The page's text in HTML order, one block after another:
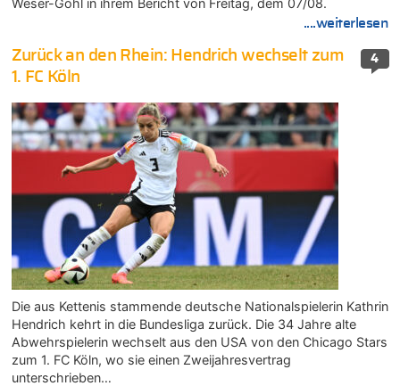
Weser-Göhl in ihrem Bericht von Freitag, dem 07/08.
....weiterlesen
4
Zurück an den Rhein: Hendrich wechselt zum
1. FC Köln
Die aus Kettenis stammende deutsche Nationalspielerin Kathrin
Hendrich kehrt in die Bundesliga zurück. Die 34 Jahre alte
Abwehrspielerin wechselt aus den USA von den Chicago Stars
zum 1. FC Köln, wo sie einen Zweijahresvertrag
unterschrieben…